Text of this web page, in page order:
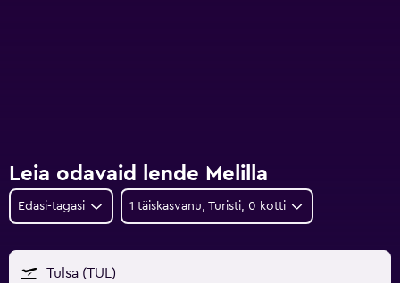
Leia odavaid lende Melilla
Edasi-tagasi 1 täiskasvanu, Turisti, 0 kotti
Tulsa (TUL)